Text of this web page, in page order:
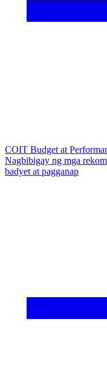
COIT Budget at
Nagbibigay ng mga
badyet at pagganap